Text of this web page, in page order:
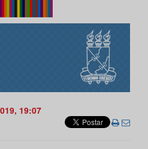
19:07